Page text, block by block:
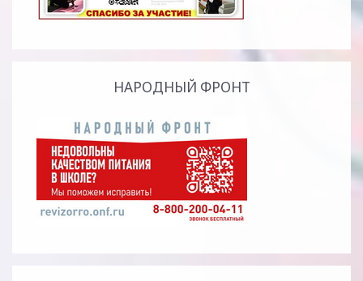
НАРОДНЫЙ ФРОНТ